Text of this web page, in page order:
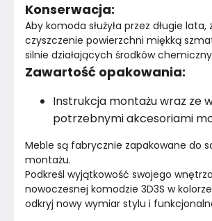
Konserwacja:
Aby komoda służyła przez długie
czyszczenie powierzchni miękką
silnie działających środków
Zawartość opakowania:
Instrukcja montażu wraz ze
potrzebnymi akcesoriami
Meble są fabrycznie zapakowane do
montażu.
Podkreśl wyjątkowość swojego
nowoczesnej komodzie 3D3S w
odkryj nowy wymiar stylu i